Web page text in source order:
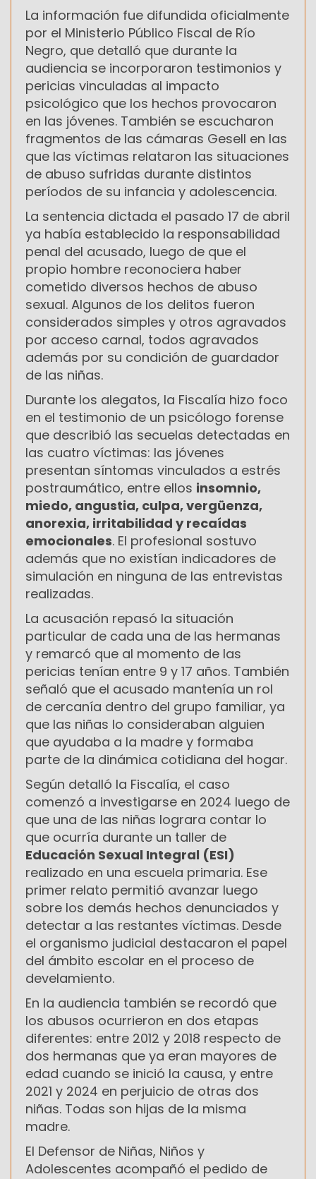
La información fue difundida oficialmente
por el Ministerio Público Fiscal de Río
Negro, que detalló que durante la
audiencia se incorporaron testimonios y
pericias vinculadas al impacto
psicológico que los hechos provocaron
en las jóvenes. También se escucharon
fragmentos de las cámaras Gesell en las
que las víctimas relataron las situaciones
de abuso sufridas durante distintos
períodos de su infancia y adolescencia.
La sentencia dictada el pasado 17 de abril
ya había establecido la responsabilidad
penal del acusado, luego de que el
propio hombre reconociera haber
cometido diversos hechos de abuso
sexual. Algunos de los delitos fueron
considerados simples y otros agravados
por acceso carnal, todos agravados
además por su condición de guardador
de las niñas.
Durante los alegatos, la Fiscalía hizo foco
en el testimonio de un psicólogo forense
que describió las secuelas detectadas en
las cuatro víctimas: las jóvenes
presentan síntomas vinculados a estrés
postraumático, entre ellos insomnio,
miedo, angustia, culpa, vergüenza,
anorexia, irritabilidad y recaídas
emocionales. El profesional sostuvo
además que no existían indicadores de
simulación en ninguna de las entrevistas
realizadas.
La acusación repasó la situación
particular de cada una de las hermanas
y remarcó que al momento de las
pericias tenían entre 9 y 17 años. También
señaló que el acusado mantenía un rol
de cercanía dentro del grupo familiar, ya
que las niñas lo consideraban alguien
que ayudaba a la madre y formaba
parte de la dinámica cotidiana del hogar.
Según detalló la Fiscalía, el caso
comenzó a investigarse en 2024 luego de
que una de las niñas lograra contar lo
que ocurría durante un taller de
Educación Sexual Integral (ESI)
realizado en una escuela primaria. Ese
primer relato permitió avanzar luego
sobre los demás hechos denunciados y
detectar a las restantes víctimas. Desde
el organismo judicial destacaron el papel
del ámbito escolar en el proceso de
develamiento.
En la audiencia también se recordó que
los abusos ocurrieron en dos etapas
diferentes: entre 2012 y 2018 respecto de
dos hermanas que ya eran mayores de
edad cuando se inició la causa, y entre
2021 y 2024 en perjuicio de otras dos
niñas. Todas son hijas de la misma
madre.
El Defensor de Niñas, Niños y
Adolescentes acompañó el pedido de